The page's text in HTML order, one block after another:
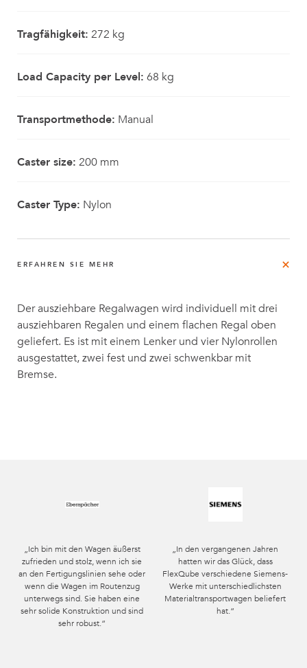
Tragfähigkeit: 272 kg
Load Capacity per Level: 68 kg
Transportmethode: Manual
Caster size: 200 mm
Caster Type: Nylon
ERFAHREN SIE MEHR
Der ausziehbare Regalwagen wird individuell mit drei
ausziehbaren Regalen und einem flachen Regal oben
geliefert. Es ist mit einem Lenker und vier Nylonrollen
ausgestattet, zwei fest und zwei schwenkbar mit
Bremse.
„Ich bin mit den Wagen äußerst
zufrieden und stolz, wenn ich sie
an den Fertigungslinien sehe oder
wenn die Wagen im Routenzug
unterwegs sind. Sie haben eine
sehr solide Konstruktion und sind
sehr robust.“
„In den vergangenen Jahren
hatten wir das Glück, dass
FlexQube verschiedene Siemens-
Werke mit unterschiedlichsten
Materialtransportwagen beliefert
hat.“